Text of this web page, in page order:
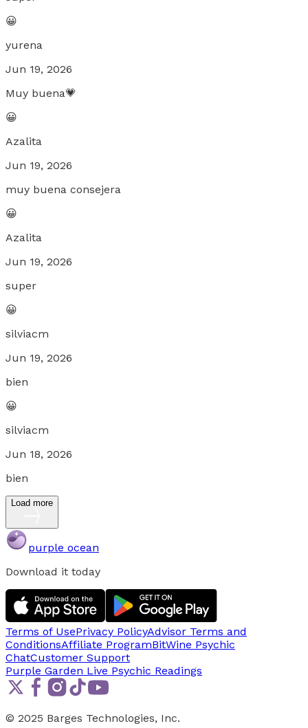
😀
yurena
Jun 19, 2026
Muy buena💗
😀
Azalita
Jun 19, 2026
muy buena consejera
😀
Azalita
Jun 19, 2026
super
😀
silviacm
Jun 19, 2026
bien
😀
silviacm
Jun 18, 2026
bien
Load more
purple ocean
Download it today
Terms of UsePrivacy PolicyAdvisor Terms and
ConditionsAffiliate ProgramBitWine Psychic
ChatCustomer Support
Purple Garden Live Psychic Readings
© 2025 Barges Technologies, Inc.